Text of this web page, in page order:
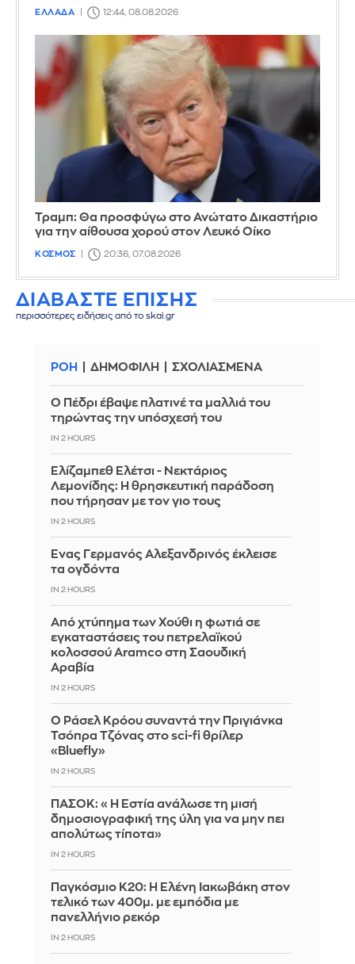
ΕΛΛΑΔΑ 12:44, 08.08.2026
Τραμπ: Θα προσφύγω στο Ανώτατο Δικαστήριο
για την αίθουσα χορού στον Λευκό Οίκο
ΚΟΣΜΟΣ 20:36, 07.08.2026
ΔΙΑΒΑΣΤΕ ΕΠΙΣΗΣ
περισσότερες ειδήσεις από το skai.gr
ΡΟΗ ΔΗΜΟΦΙΛΗ ΣΧΟΛΙΑΣΜΕΝΑ
Ο Πέδρι έβαψε πλατινέ τα μαλλιά του
τηρώντας την υπόσχεσή του
IN 2 HOURS
Ελίζαμπεθ Ελέτσι - Νεκτάριος
Λεμονίδης: Η θρησκευτική παράδοση
που τήρησαν με τον γιο τους
IN 2 HOURS
Ένας Γερμανός Αλεξανδρινός έκλεισε
τα ογδόντα
IN 2 HOURS
Από χτύπημα των Χούθι η φωτιά σε
εγκαταστάσεις του πετρελαϊκού
κολοσσού Aramco στη Σαουδική
Αραβία
IN 2 HOURS
Ο Ράσελ Κρόου συναντά την Πριγιάνκα
Τσόπρα Τζόνας στο sci-fi θρίλερ
«Bluefly»
IN 2 HOURS
ΠΑΣΟΚ: «Η Εστία ανάλωσε τη μισή
δημοσιογραφική της ύλη για να μην πει
απολύτως τίποτα»
IN 2 HOURS
Παγκόσμιο Κ20: Η Ελένη Ιακωβάκη στον
τελικό των 400μ. με εμπόδια με
πανελλήνιο ρεκόρ
IN 2 HOURS